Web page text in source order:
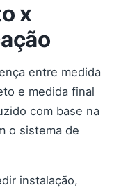
x
entre medida
e medida final
com base na
o sistema de
instalação,